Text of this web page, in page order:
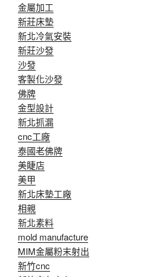
金屬加工
新莊床墊
新北冷氣安裝
新莊沙發
沙發
客製化沙發
佛牌
金型設計
新北抓漏
cnc工廠
泰國老佛牌
美睫店
美甲
新北床墊工廠
相親
新北素料
mold manufacture
MIM金屬粉末射出
新竹cnc